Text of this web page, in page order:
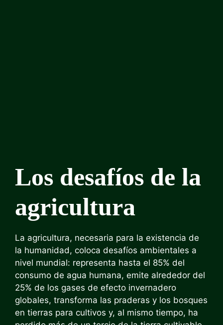
Los desafíos de la
agricultura
La agricultura, necesaria para la existencia de
la humanidad, coloca desafíos ambientales a
nivel mundial: representa hasta el 85% del
consumo de agua humana, emite alrededor del
25% de los gases de efecto invernadero
globales, transforma las praderas y los bosques
en tierras para cultivos y, al mismo tiempo, ha